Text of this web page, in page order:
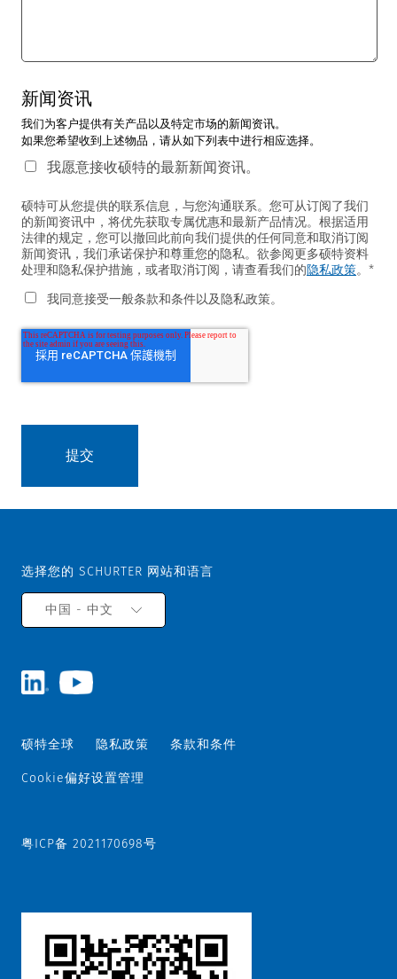
新闻资讯
我们为客户提供有关产品以及特定市场的新闻资讯。
如果您希望收到上述物品，请从如下列表中进行相应选择。
我愿意接收硕特的最新新闻资讯。
硕特可从您提供的联系信息，与您沟通联系。您可从订阅了我们
的新闻资讯中，将优先获取专属优惠和最新产品情况。根据适用
法律的规定，您可以撤回此前向我们提供的任何同意和取消订阅
新闻资讯，我们承诺保护和尊重您的隐私。欲参阅更多硕特资料
处理和隐私保护措施，或者取消订阅，请查看我们的隐私政策。 *
我同意接受一般条款和条件以及隐私政策。
选择您的 SCHURTER 网站和语言
中国 - 中文
硕特全球 隐私政策 条款和条件
Cookie偏好设置管理
粤ICP备 2021170698号